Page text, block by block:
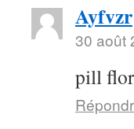
Ayfvzr
30 août
pill